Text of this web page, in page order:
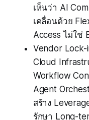
เห็นว่า AI
เคลื่อนด้วย
Access ไม่ใช่
Vendor
Cloud
Workflow
Agent
สร้าง
รักษา Long-